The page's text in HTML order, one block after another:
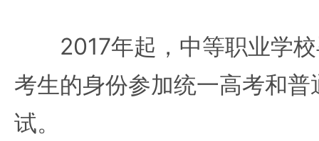
2017年起，中等职业学校
考生的身份参加统一高考和
试。